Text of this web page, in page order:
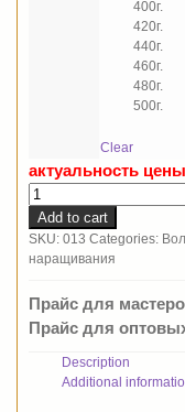
400г.
420г.
440г.
460г.
480г.
500г.
Clear
актуальность
Волосы
срезе
16
quantity
Add to cart
SKU: 013 Categories:
наращивания
Прайс для
Прайс для
Description
Additional